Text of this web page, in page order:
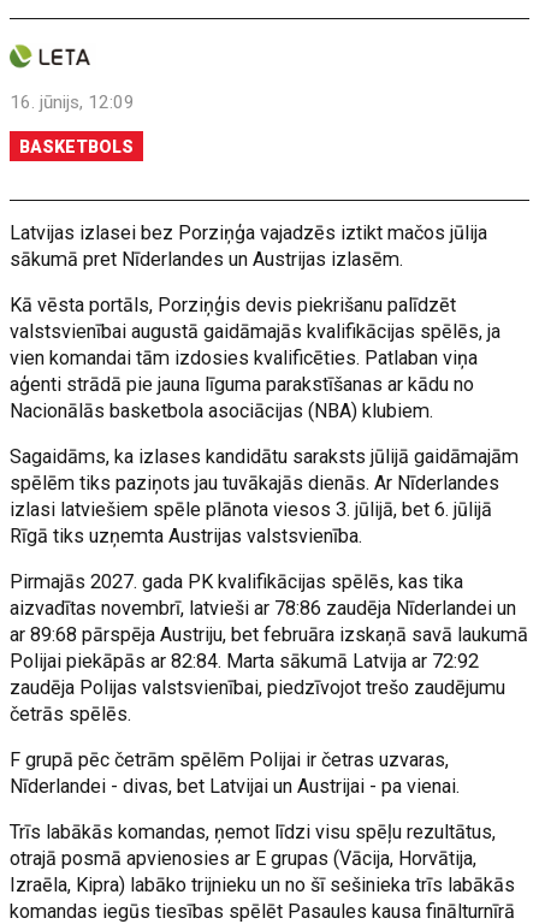
16. jūnijs, 12:09
BASKETBOLS
Latvijas izlasei bez Porziņģa vajadzēs iztikt mačos jūlija
sākumā pret Nīderlandes un Austrijas izlasēm.
Kā vēsta portāls, Porziņģis devis piekrišanu palīdzēt
valstsvienībai augustā gaidāmajās kvalifikācijas spēlēs, ja
vien komandai tām izdosies kvalificēties. Patlaban viņa
aģenti strādā pie jauna līguma parakstīšanas ar kādu no
Nacionālās basketbola asociācijas (NBA) klubiem.
Sagaidāms, ka izlases kandidātu saraksts jūlijā gaidāmajām
spēlēm tiks paziņots jau tuvākajās dienās. Ar Nīderlandes
izlasi latviešiem spēle plānota viesos 3. jūlijā, bet 6. jūlijā
Rīgā tiks uzņemta Austrijas valstsvienība.
Pirmajās 2027. gada PK kvalifikācijas spēlēs, kas tika
aizvadītas novembrī, latvieši ar 78:86 zaudēja Nīderlandei un
ar 89:68 pārspēja Austriju, bet februāra izskaņā savā laukumā
Polijai piekāpās ar 82:84. Marta sākumā Latvija ar 72:92
zaudēja Polijas valstsvienībai, piedzīvojot trešo zaudējumu
četrās spēlēs.
F grupā pēc četrām spēlēm Polijai ir četras uzvaras,
Nīderlandei - divas, bet Latvijai un Austrijai - pa vienai.
Trīs labākās komandas, ņemot līdzi visu spēļu rezultātus,
otrajā posmā apvienosies ar E grupas (Vācija, Horvātija,
Izraēla, Kipra) labāko trijnieku un no šī sešinieka trīs labākās
komandas iegūs tiesības spēlēt Pasaules kausa finālturnīrā